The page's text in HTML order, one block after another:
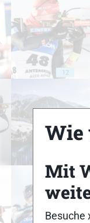
12
Wie
Mit
Besuche